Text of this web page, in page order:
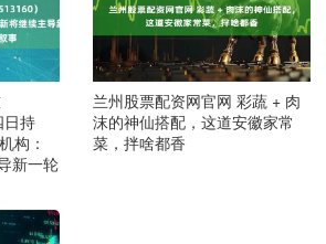
持
构：
新一轮
兰州股票配资网官网 彩蔬 + 肉
沫的神仙搭配，这道安徽家常
菜，拌啥都香